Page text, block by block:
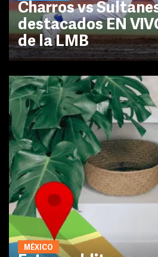
Charros vs
destacados EN
de la LMB
MÉXICO